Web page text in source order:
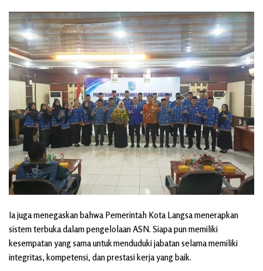
Ia juga menegaskan bahwa Pemerintah Kota Langsa menerapkan
sistem terbuka dalam pengelolaan ASN. Siapa pun memiliki
kesempatan yang sama untuk menduduki jabatan selama memiliki
integritas, kompetensi, dan prestasi kerja yang baik.